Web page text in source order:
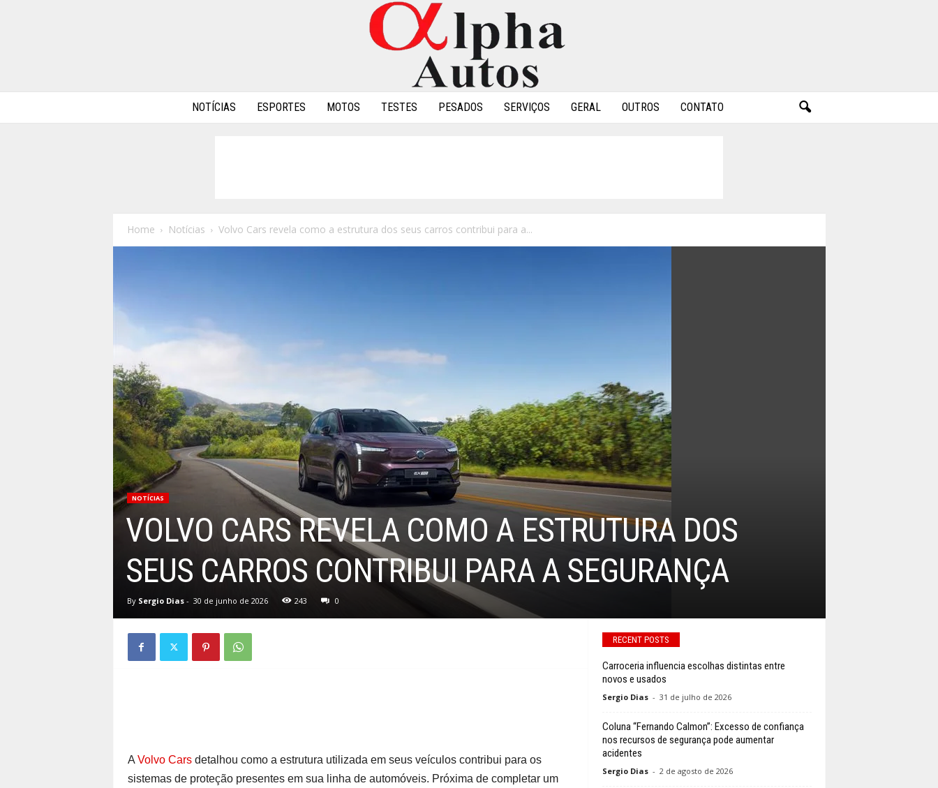
NOTÍCIAS ESPORTES MOTOS TESTES PESADOS SERVIÇOS GERAL OUTROS CONTATO
Home Notícias Volvo Cars revela como a estrutura dos seus carros contribui para a...
NOTÍCIAS
VOLVO CARS REVELA COMO A ESTRUTURA DOS
SEUS CARROS CONTRIBUI PARA A SEGURANÇA
By Sergio Dias- 30 de junho de 2026 243 0
A Volvo Carsdetalhou como a estrutura utilizada em seus veículos contribui para os
sistemas de proteção presentes em sua linha de automóveis. Próxima de completar um
RECENT POSTS
Carroceria influencia escolhas distintas entre
novos e usados
Sergio Dias - 31 de julho de 2026
Coluna “Fernando Calmon”: Excesso de confiança
nos recursos de segurança pode aumentar
acidentes
Sergio Dias - 2 de agosto de 2026